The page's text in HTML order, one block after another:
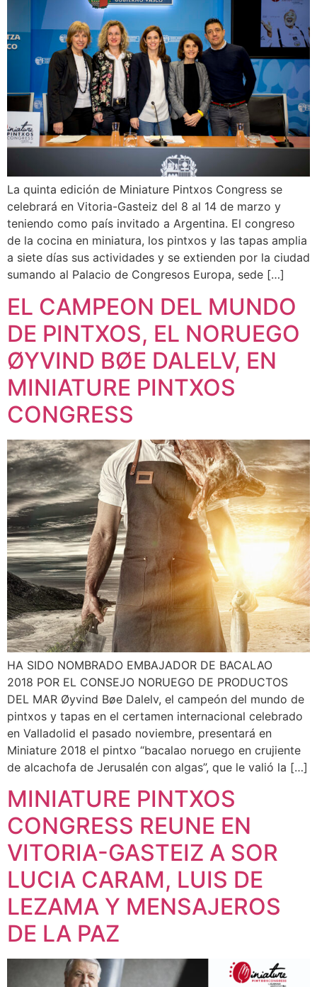
La quinta edición de Miniature Pintxos Congress se
celebrará en Vitoria-Gasteiz del 8 al 14 de marzo y
teniendo como país invitado a Argentina. El congreso
de la cocina en miniatura, los pintxos y las tapas amplia
a siete días sus actividades y se extienden por la ciudad
sumando al Palacio de Congresos Europa, sede […]
EL CAMPEON DEL MUNDO
DE PINTXOS, EL NORUEGO
ØYVIND BØE DALELV, EN
MINIATURE PINTXOS
CONGRESS
HA SIDO NOMBRADO EMBAJADOR DE BACALAO
2018 POR EL CONSEJO NORUEGO DE PRODUCTOS
DEL MAR Øyvind Bøe Dalelv, el campeón del mundo de
pintxos y tapas en el certamen internacional celebrado
en Valladolid el pasado noviembre, presentará en
Miniature 2018 el pintxo “bacalao noruego en crujiente
de alcachofa de Jerusalén con algas”, que le valió la […]
MINIATURE PINTXOS
CONGRESS REUNE EN
VITORIA-GASTEIZ A SOR
LUCIA CARAM, LUIS DE
LEZAMA Y MENSAJEROS
DE LA PAZ